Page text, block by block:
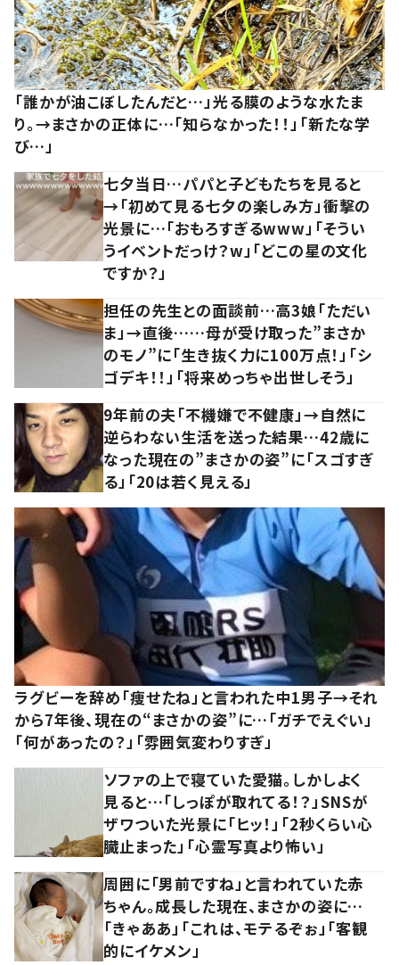
「誰かが油こぼしたんだと…」光る膜のような水たま
り。→まさかの正体に…「知らなかった！！」「新たな学
び…」
七夕当日…パパと子どもたちを見ると
→「初めて見る七夕の楽しみ方」衝撃の
光景に…「おもろすぎるwww」「そうい
うイベントだっけ？w」「どこの星の文化
ですか？」
担任の先生との面談前…高3娘「ただい
ま」→直後……母が受け取った”まさか
のモノ”に「生き抜く力に100万点！」「シ
ゴデキ！！」「将来めっちゃ出世しそう」
9年前の夫「不機嫌で不健康」→自然に
逆らわない生活を送った結果…42歳に
なった現在の”まさかの姿”に「スゴすぎ
る」「20は若く見える」
ラグビーを辞め「痩せたね」と言われた中1男子→それ
から7年後、現在の“まさかの姿”に…「ガチでえぐい」
「何があったの？」「雰囲気変わりすぎ」
ソファの上で寝ていた愛猫。しかしよく
見ると…「しっぽが取れてる！？」SNSが
ザワついた光景に「ヒッ！」「2秒くらい心
臓止まった」「心霊写真より怖い」
周囲に「男前ですね」と言われていた赤
ちゃん。成長した現在、まさかの姿に…
「きゃああ」「これは、モテるぞぉ」「客観
的にイケメン」